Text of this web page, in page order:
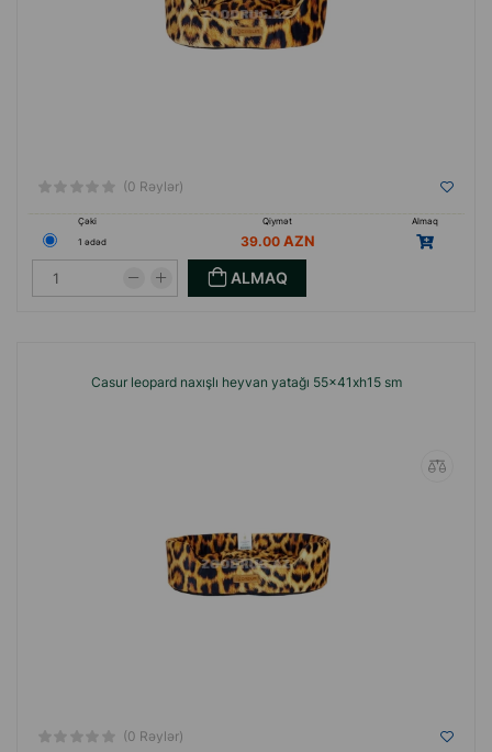
(0 Rəylər)
Çəki Qiymət
Almaq
1 ədəd
39.00
ALMAQ
Casur leopard naxışlı heyvan yatağı 55x41xh15 sm
(0 Rəylər)